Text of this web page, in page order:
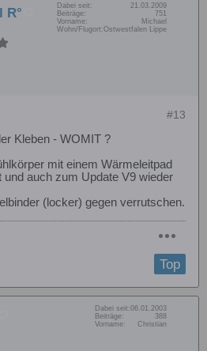
R° Dabei seit:
21.03.2009
Beiträge:
751
Vorname:
Michael
Wohn/Flugort:Ostwestfalen Lippe
#13
Kleben - WOMIT ?
mit einem Wärmeleitpad
und auch zum Update V9 wieder
(locker) gegen verrutschen.
Top
Dabei seit:06.01.2003
Beiträge:
388
Vorname:
Christian